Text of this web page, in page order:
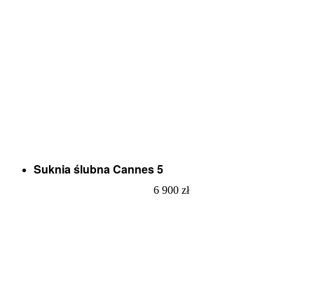
Suknia ślubna Cannes 5
6 900 zł